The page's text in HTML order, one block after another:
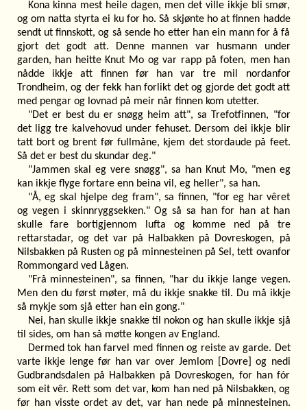
Kona kinna mest heile dagen, men det ville ikkje bli smør,
og om natta styrta ei ku for ho. Så skjønte ho at finnen hadde
sendt ut finnskott, og så sende ho etter han ein mann for å få
gjort det godt att. Denne mannen var husmann under
garden, han heitte Knut Mo og var rapp på foten, men han
nådde ikkje att finnen før han var tre mil nordanfor
Trondheim, og der fekk han forlikt det og gjorde det godt att
med pengar og lovnad på meir når finnen kom utetter.
"Det er best du er snøgg heim att", sa Trefotfinnen, "for
det ligg tre kalvehovud under fehuset. Dersom dei ikkje blir
tatt bort og brent før fullmåne, kjem det stordaude på feet.
Så det er best du skundar deg."
"Jammen skal eg vere snøgg", sa han Knut Mo, "men eg
kan ikkje flyge fortare enn beina vil, eg heller", sa han.
"Å, eg skal hjelpe deg fram", sa finnen, "for eg har vêret
og vegen i skinnryggsekken." Og så sa han for han at han
skulle fare bortigjennom lufta og komme ned på tre
rettarstadar, og det var på Halbakken på Dovreskogen, på
Nilsbakken på Rusten og på minnesteinen på Sel, tett ovanfor
Rommongard ved Lågen.
"Frå minnesteinen", sa finnen, "har du ikkje lange vegen.
Men den du først møter, må du ikkje snakke til. Du må ikkje
så mykje som sjå etter han ein gong."
Nei, han skulle ikkje snakke til nokon og han skulle ikkje sjå
til sides, om han så møtte kongen av England.
Dermed tok han farvel med finnen og reiste av garde. Det
varte ikkje lenge før han var over Jemlom [Dovre] og nedi
Gudbrandsdalen på Halbakken på Dovreskogen, for han fór
som eit vêr. Rett som det var, kom han ned på Nilsbakken, og
før han visste ordet av det, var han nede på minnesteinen.